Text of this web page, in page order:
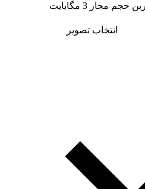
انتخاب تصویر